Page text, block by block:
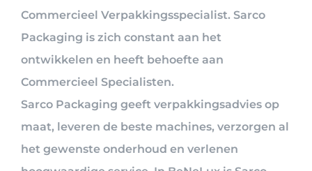
Commercieel Verpakkingsspecialist. Sarco
Packaging is zich constant aan het
ontwikkelen en heeft behoefte aan
Commercieel Specialisten.
Sarco Packaging geeft verpakkingsadvies op
maat, leveren de beste machines, verzorgen al
het gewenste onderhoud en verlenen